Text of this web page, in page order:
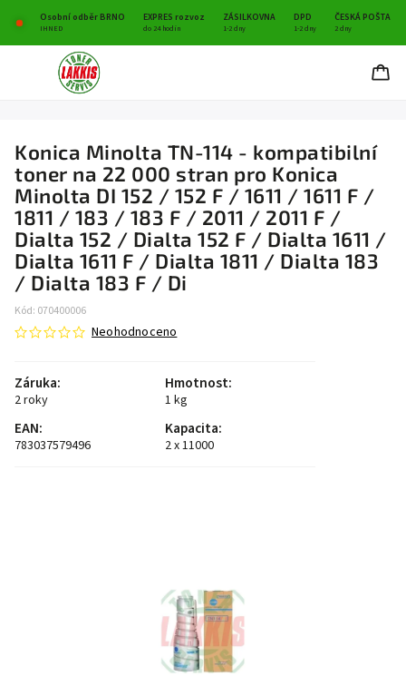
Osobní odběr BRNO EXPRES rozvoz ZÁSILKOVNA DPD ČESKÁ POŠTA
IHNED do 24 hodin 1-2 dny 1-2 dny 2 dny
Konica Minolta TN-114 - kompatibilní
toner na 22 000 stran pro Konica
Minolta DI 152 / 152 F / 1611 / 1611 F /
1811 / 183 / 183 F / 2011 / 2011 F /
Dialta 152 / Dialta 152 F / Dialta 1611 /
Dialta 1611 F / Dialta 1811 / Dialta 183
/ Dialta 183 F / Di
Kód: 070400006
Neohodnoceno
Záruka:
2 roky
Hmotnost:
1 kg
EAN:
783037579496
Kapacita:
2 x 11000